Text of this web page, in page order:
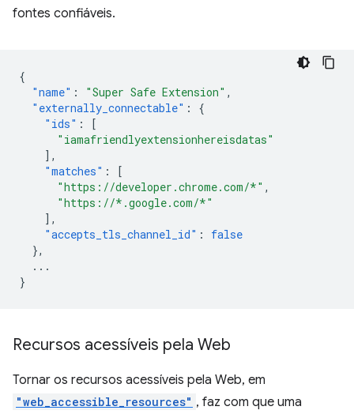
fontes confiáveis.
{
"name" : "Super Safe Extension" ,
"externally_connectable" :
{
"ids" :
[
"iamafriendlyextensionhereisdatas"
],
"matches" :
[
"https://developer.chrome.com/*" ,
"https://*.google.com/*"
],
"accepts_tls_channel_id" :
false
},
...
}
Recursos acessíveis pela Web
Tornar os recursos acessíveis pela Web, em
"web_accessible_resources" , faz com que uma